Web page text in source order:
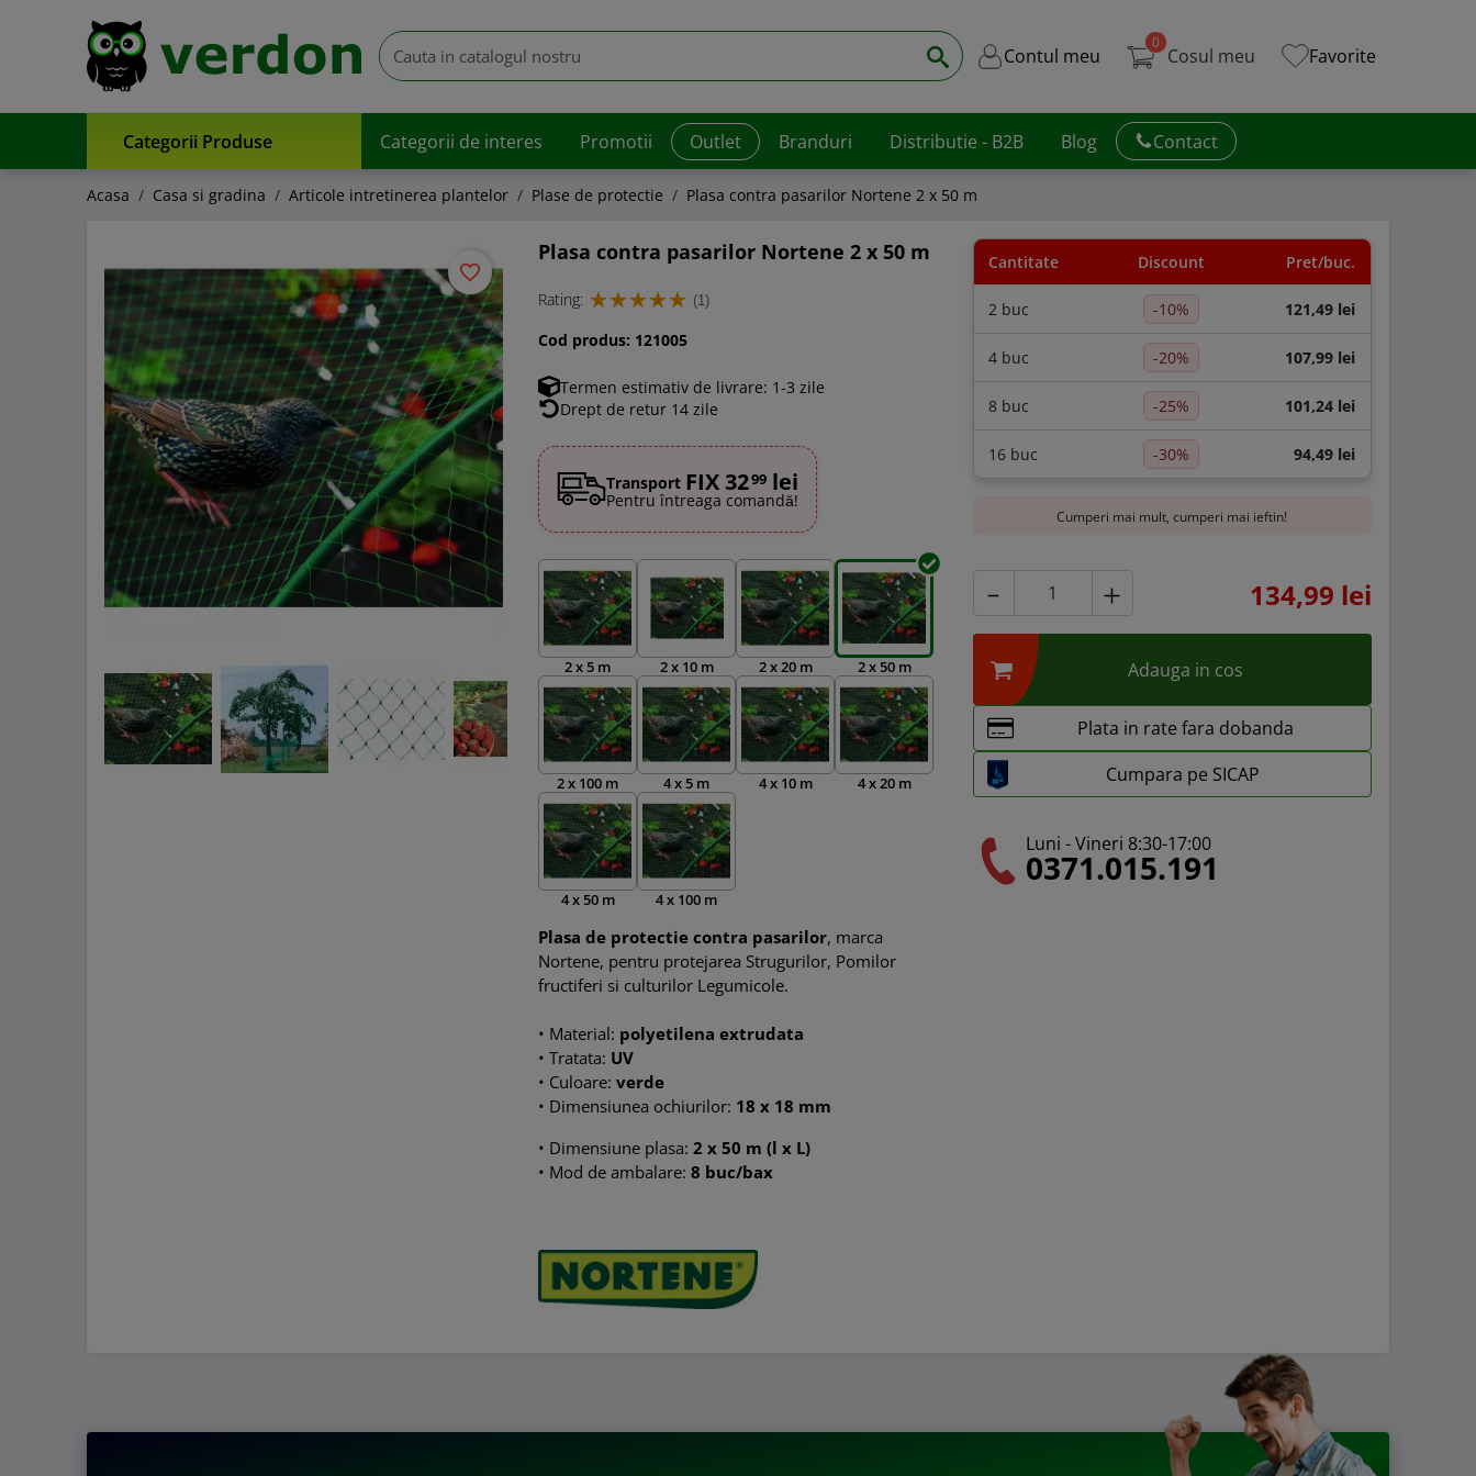
Contul meu
0
Cosul meu Favorite
Categorii Produse Categorii de interes Promotii Outlet Branduri Distributie - B2B Blog Contact
Acasa Casa si gradina Articole intretinerea plantelor Plase de protectie Plasa contra pasarilor Nortene 2 x 50 m
favorite_border
Plasa contra pasarilor Nortene 2 x 50 m
Rating: (1)
Cod produs: 121005
Termen estimativ de livrare: 1-3 zile
Drept de retur 14 zile
Transport FIX 3299lei
Pentru întreaga comandă!
2 x 5 m 2 x 10 m 2 x 20 m 2 x 50 m
2 x 100 m 4 x 5 m 4 x 10 m 4 x 20 m
4 x 50 m 4 x 100 m
Plasa de protectie contra pasarilor, marca
Nortene, pentru protejarea Strugurilor, Pomilor
fructiferi si culturilor Legumicole.
• Material: polyetilena extrudata
•Tratata: UV
• Culoare:verde
• Dimensiunea ochiurilor: 18 x 18 mm
• Dimensiune plasa: 2 x 50 m (l x L)
• Mod de ambalare:8 buc/bax
Cantitate Discount Pret/buc.
2 buc -10% 121,49 lei
4 buc -20% 107,99 lei
8 buc -25% 101,24 lei
16 buc -30% 94,49 lei
Cumperi mai mult, cumperi mai ieftin!
134,99 lei
Adauga in cos
Plata in rate fara dobanda
Cumpara pe SICAP
Luni - Vineri 8:30-17:00
0371.015.191